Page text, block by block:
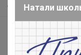
Самое быстрое
Начать
Picabox.ru -
Натали